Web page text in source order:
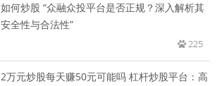
如何炒股 “众融众投平台是否正规？深入解析其
安全性与合法性”
225
2万元炒股每天赚50元可能吗 杠杆炒股平台：高